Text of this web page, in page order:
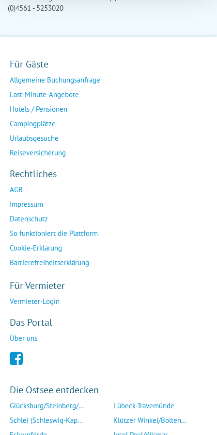
(0)4561 - 5253020
Für Gäste
Allgemeine Buchungsanfrage
Last-Minute-Angebote
Hotels / Pensionen
Campingplätze
Urlaubsgesuche
Reiseversicherung
Rechtliches
AGB
Impressum
Datenschutz
So funktioniert die Plattform
Cookie-Erklärung
Barrierefreiheitserklärung
Für Vermieter
Vermieter-Login
Das Portal
Über uns
Die Ostsee entdecken
Glücksburg/Steinberg/...
Schlei (Schleswig-Kap...
Lübeck-Travemünde
Klützer Winkel/Bolten...